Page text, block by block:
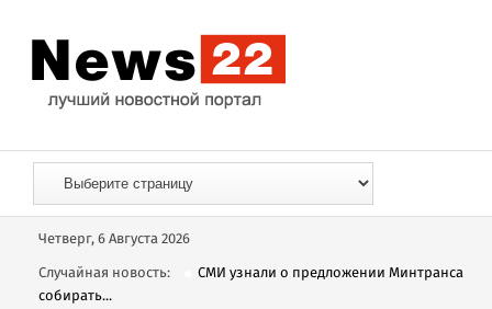
Четверг, 6 Августа 2026
Случайная новость:
СМИ узнали о предложении Минтранса
собирать...